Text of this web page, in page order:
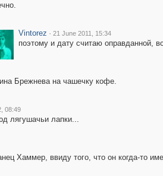
Vintorez · 21 June 2011, 15:34
поэтому и дату считаю оправданной,
Брежнева на чашечку кофе.
08:49
лягушачьи лапки...
Хаммер, ввиду того, что он когда-то